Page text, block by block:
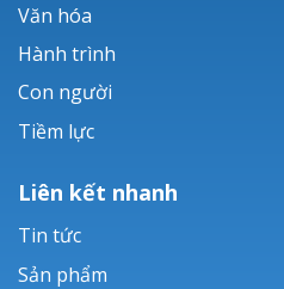
Văn hóa
Hành trình
Con người
Tiềm lực
Liên kết nhanh
Tin tức
Sản phẩm